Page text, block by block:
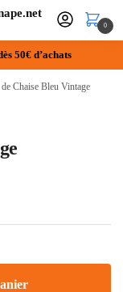
0
50€ d’achats
Chaise Bleu Vintage